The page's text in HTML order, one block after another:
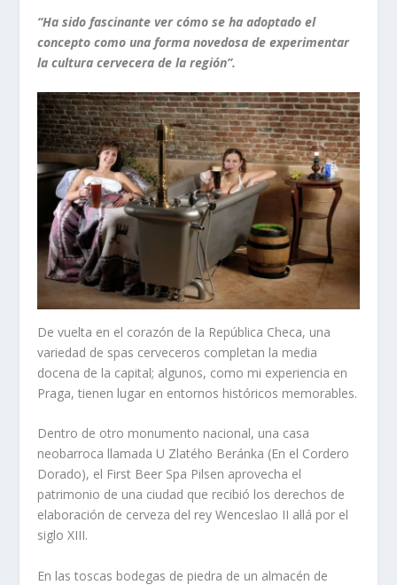
“Ha sido fascinante ver cómo se ha adoptado el
concepto como una forma novedosa de experimentar
la cultura cervecera de la región”.
De vuelta en el corazón de la República Checa, una
variedad de spas cerveceros completan la media
docena de la capital; algunos, como mi experiencia en
Praga, tienen lugar en entornos históricos memorables.
Dentro de otro monumento nacional, una casa
neobarroca llamada U Zlatého Beránka (En el Cordero
Dorado), el First Beer Spa Pilsen aprovecha el
patrimonio de una ciudad que recibió los derechos de
elaboración de cerveza del rey Wenceslao II allá por el
siglo XIII.
En las toscas bodegas de piedra de un almacén de